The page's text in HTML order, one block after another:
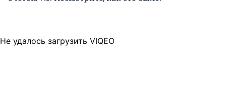
Не удалось загрузить VIQEO